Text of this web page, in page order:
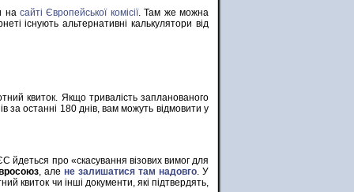
на сайті Європейської комісії. Там же можна
існують альтернативні калькулятори від
квиток. Якщо тривалість запланованого
за останні 180 днів, вам можуть відмовити у
йдеться про «скасування візових вимог для
, але не залишатися там надовго. У
квиток чи інші документи, які підтвердять,